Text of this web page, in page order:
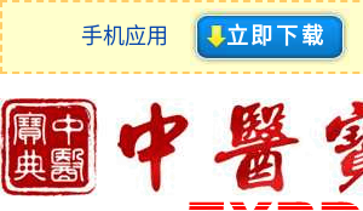
手机应用 立即下载